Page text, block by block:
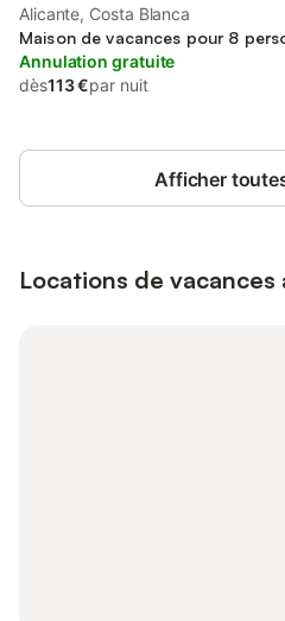
Alicante, Costa Blanca
Maison de vacances pour 8
Annulation gratuite
dès113 €par nuit
Afficher
Locations de vacances